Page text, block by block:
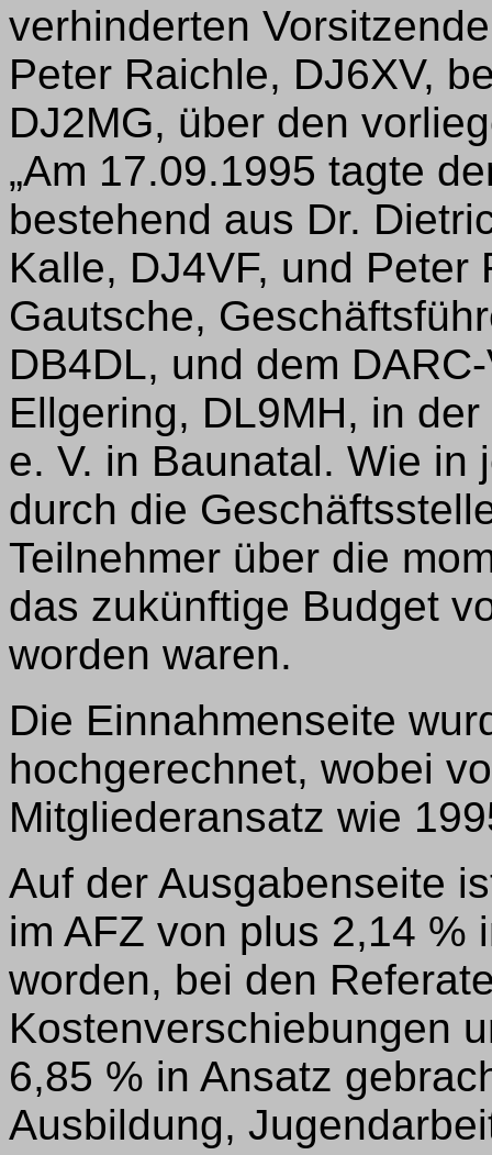
verhinderten
Peter Raichle, DJ6XV,
DJ2MG, über den
„Am 17.09.1995 tagte
bestehend aus Dr.
Kalle, DJ4VF, und Peter
Gautsche,
DB4DL, und dem
Ellgering, DL9MH, in
e. V. in Baunatal. Wie in
durch die
Teilnehmer über die
das zukünftige Budget
worden waren.
Die Einnahmenseite
hochgerechnet, wobei
Mitgliederansatz wie
Auf der Ausgabenseite
im AFZ von plus 2,14 %
worden, bei den
Kostenverschiebungen
6,85 % in Ansatz
Ausbildung,